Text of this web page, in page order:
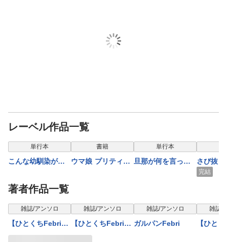
レーベル作品一覧
単行本
こんな幼馴染がい
書籍
ウマ娘 プリティー
単行本
旦那が何を言って
さび抜
完結
著者作品一覧
雑誌/アンソロ
【ひとくちFebri】
Thunderbolt
雑誌/アンソロ
【ひとくちFebri】
Thunderbolt
雑誌/アンソロ
ガルパンFebri
雑誌/
【ひと